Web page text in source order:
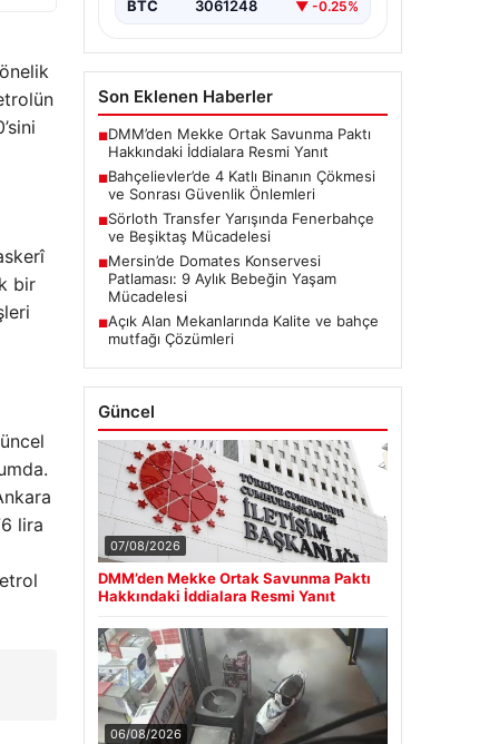
bir
lira
BTC 3061248 ▼ -0.25%
Son Eklenen Haberler
■DMM’den Mekke Ortak Savunma Paktı
Hakkındaki İddialara Resmi Yanıt
■Bahçelievler’de 4 Katlı Binanın Çökmesi
ve Sonrası Güvenlik Önlemleri
■Sörloth Transfer Yarışında Fenerbahçe
ve Beşiktaş Mücadelesi
■Mersin’de Domates Konservesi
Patlaması: 9 Aylık Bebeğin Yaşam
Mücadelesi
■Açık Alan Mekanlarında Kalite ve bahçe
mutfağı Çözümleri
Güncel
07/08/2026
DMM’den Mekke Ortak Savunma Paktı
Hakkındaki İddialara Resmi Yanıt
06/08/2026